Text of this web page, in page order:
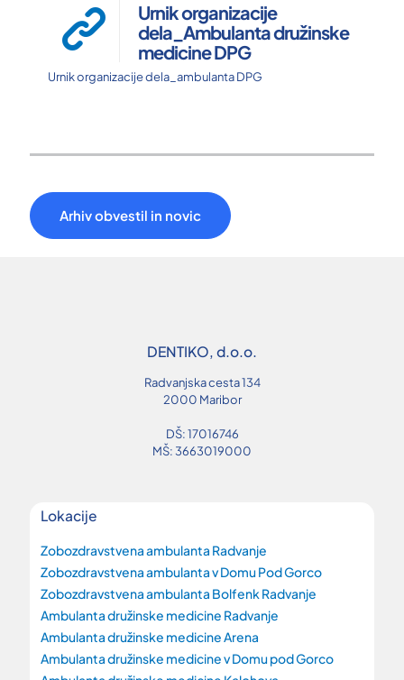
Urnik organizacije
dela_Ambulanta družinske
medicine DPG
Urnik organizacije dela_ambulanta DPG
Arhiv obvestil in novic
DENTIKO, d.o.o.
Radvanjska cesta 134
2000 Maribor
DŠ: 17016746
MŠ: 3663019000
Lokacije
Zobozdravstvena ambulanta Radvanje
Zobozdravstvena ambulanta v Domu Pod Gorco
Zobozdravstvena ambulanta Bolfenk Radvanje
Ambulanta družinske medicine Radvanje
Ambulanta družinske medicine Arena
Ambulanta družinske medicine v Domu pod Gorco